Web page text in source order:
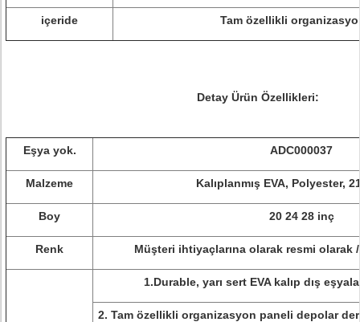
içeride Tam özellikli
Detay Ürün Özellikleri:
Eşya yok. ADC000037
Malzeme Kalıplanmış EVA, Polyester,
Boy 20 24 28 inç
Renk Müşteri ihtiyaçlarına olarak resmi olarak
1.Durable, yarı sert EVA kalıp dış
2. Tam özellikli organizasyon paneli depolar